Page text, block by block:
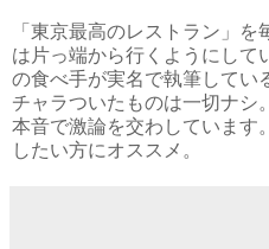
「東京最高のレストラン」
は片っ端から行くようにして
の食べ手が実名で執筆してい
チャラついたものは一切ナシ
本音で激論を交わしています
したい方にオススメ。